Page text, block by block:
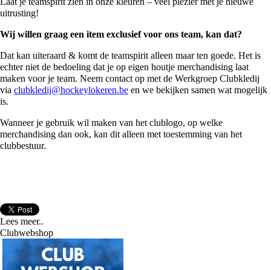
uitrusting!
Wij willen graag een item exclusief voor ons team, kan dat?
Dat kan uiteraard & komt de teamspirit alleen maar ten goede. Het is
echter niet de bedoeling dat je op eigen houtje merchandising laat
maken voor je team. Neem contact op met de Werkgroep Clubkledij
via clubkledij@hockeylokeren.be en we bekijken samen wat mogelijk
is.
Wanneer je gebruik wil maken van het clublogo, op welke
merchandising dan ook, kan dit alleen met toestemming van het
clubbestuur.
Lees meer..
Clubwebshop